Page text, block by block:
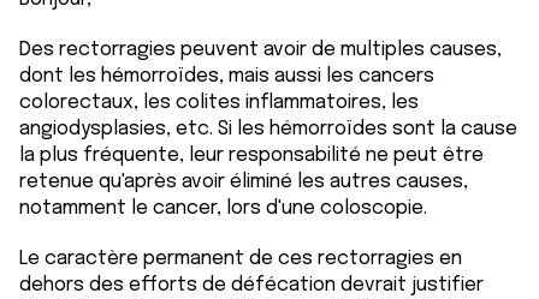
Des rectorragies peuvent avoir de multiples causes,
dont les hémorroïdes, mais aussi les cancers
colorectaux, les colites inflammatoires, les
angiodysplasies, etc. Si les hémorroïdes sont la cause
la plus fréquente, leur responsabilité ne peut être
retenue qu'après avoir éliminé les autres causes,
notamment le cancer, lors d'une coloscopie.
Le caractère permanent de ces rectorragies en
dehors des efforts de défécation devrait justifier